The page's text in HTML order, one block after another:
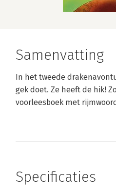
Samenvatting
In het tweede
gek doet. Ze heeft de hik!
voorleesboek met
Specificaties